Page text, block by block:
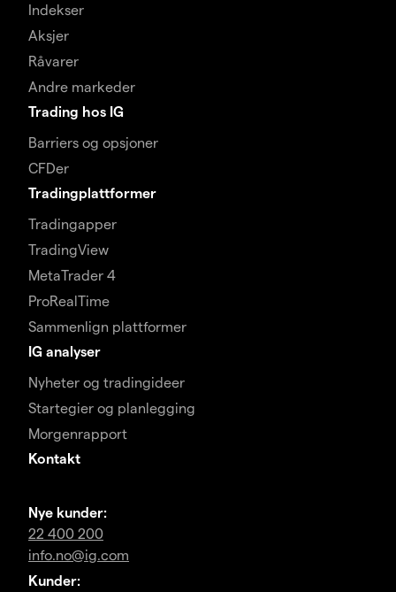
Indekser
Aksjer
Råvarer
Andre markeder
Trading hos IG
Barriers og opsjoner
CFDer
Tradingplattformer
Tradingapper
TradingView
MetaTrader 4
ProRealTime
Sammenlign plattformer
IG analyser
Nyheter og tradingideer
Startegier og planlegging
Morgenrapport
Kontakt
Nye kunder:
22 400 200
info.no@ig.com
Kunder: